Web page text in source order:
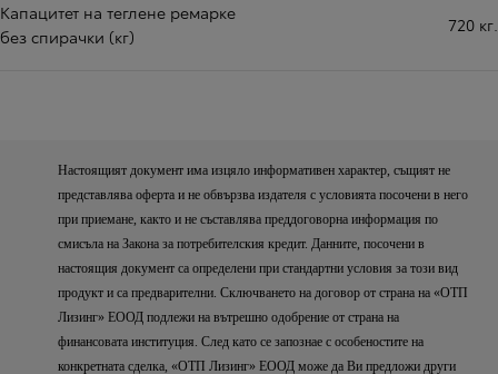
Капацитет на теглене ремарке
без спирачки (кг)
720 кг.
Настоящият документ има изцяло информативен характер, същият не
представлява оферта и не обвързва издателя с условията посочени в него
при приемане, както и не съставлява преддоговорна информация по
смисъла на Закона за потребителския кредит. Данните, посочени в
настоящия документ са определени при стандартни условия за този вид
продукт и са предварителни. Сключването на договор от страна на «ОТП
Лизинг» ЕООД подлежи на вътрешно одобрение от страна на
финансовата институция. След като се запознае с особеностите на
конкретната сделка, «ОТП Лизинг» ЕООД може да Ви предложи други